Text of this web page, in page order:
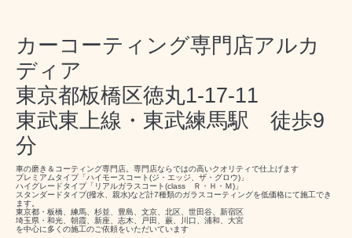
カーコーティング専門店アルカ
ディア
東京都板橋区徳丸1-17-11
東武東上線・東武練馬駅 徒歩9
分
車の磨き＆コーティング専門店。専門店ならではの高いクオリティで仕上げます
プレミアムタイプ「ハイモースコート(ジ・エッジ、ザ・グロウ)」
ハイグレードタイプ「リアルガラスコート(class Ｒ・Ｈ・Ｍ)」
スタンダードタイプ(撥水、親水)など計7種類のガラスコーティングを低価格にて施工でき
ます。
東京都・板橋、練馬、杉並、豊島、文京、北区、世田谷、新宿区
埼玉県・和光、朝霞、新座、志木、戸田、蕨、川口、浦和、大宮
を中心に多くの施工のご依頼をいただいています